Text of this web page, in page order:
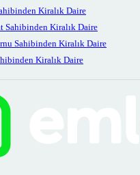
Kiralık Daire
Sahibinden Kiralık Daire
Sahibinden Kiralık Daire
Kiralık Daire